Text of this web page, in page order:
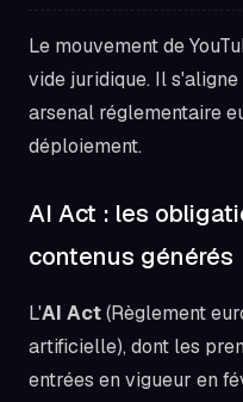
Le mouvement de
vide juridique. Il
arsenal réglementaire
déploiement.
AI Act : les
contenus générés
L'AI Act(Règlement
artificielle), dont les
entrées en vigueur en